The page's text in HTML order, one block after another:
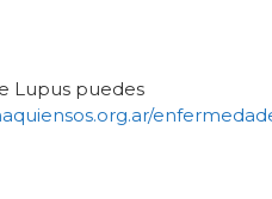
Lupus puedes